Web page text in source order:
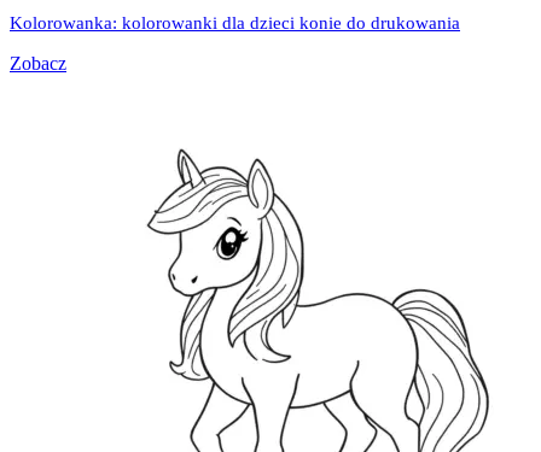
Kolorowanka: kolorowanki dla dzieci konie do drukowania
Zobacz